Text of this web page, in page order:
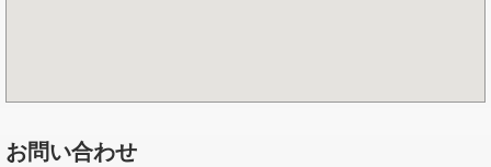
お問い合わせ